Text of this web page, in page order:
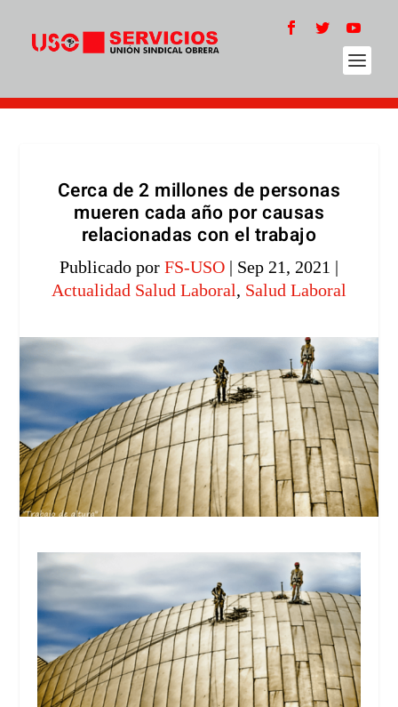
Cerca de 2 millones de personas
mueren cada año por causas
relacionadas con el trabajo
Publicado por FS-USO | Sep 21, 2021 |
Actualidad Salud Laboral, Salud Laboral